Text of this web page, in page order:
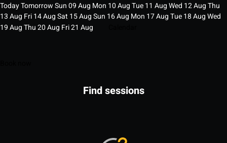
TodayTomorrowSun09Aug Mon 10AugTue11 AugWed 12AugThu
13Aug Fri14AugSat 15AugSun 16Aug Mon 17AugTue18AugWed
19AugThu20Aug Fri21 Aug
Find sessions